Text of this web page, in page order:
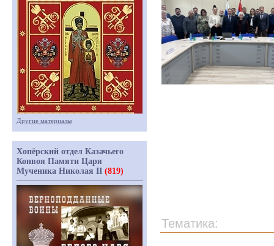
Тематика:
Другие материалы
Хопёрский отдел Казачьего
Конвоя Памяти Царя
Мученика Николая II (819)